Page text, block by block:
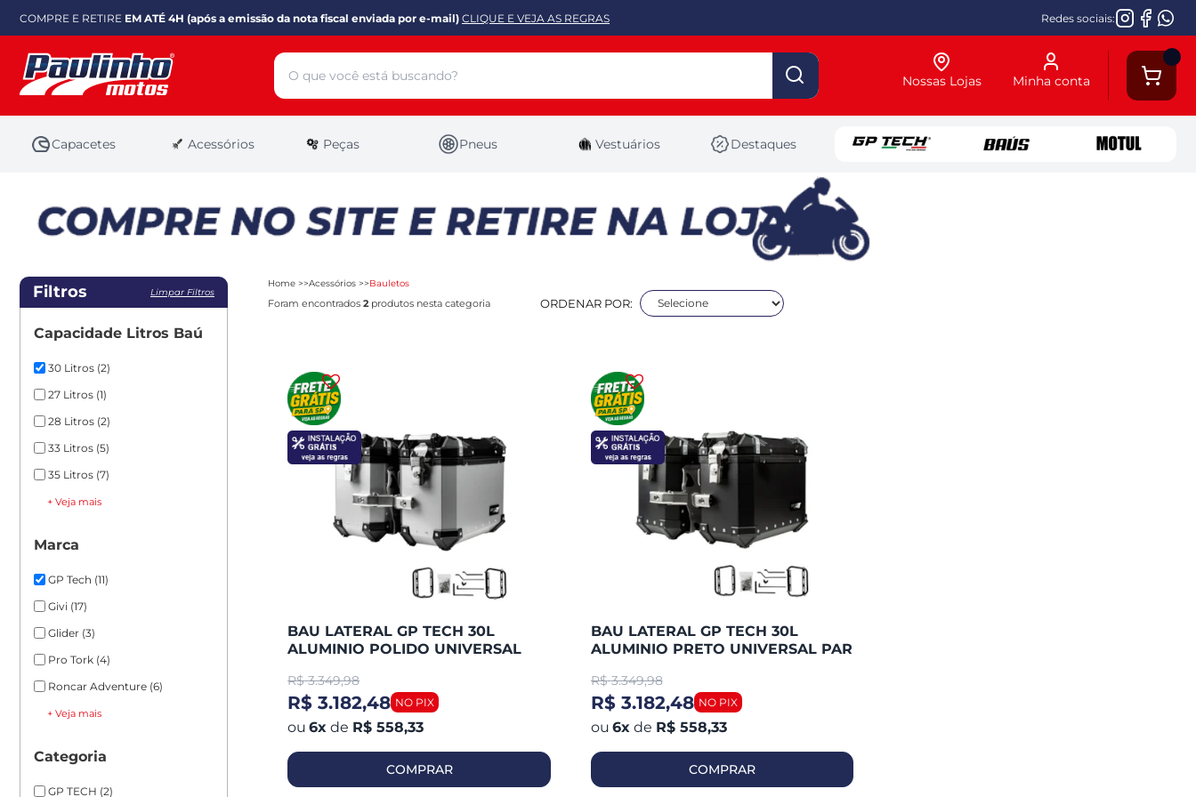
COMPRE E RETIRE EM ATÉ 4H (após a emissão da nota fiscal enviada por e-mail) CLIQUE E VEJA AS REGRAS Redes sociais:
Minha conta
Nossas Lojas
Capacetes Acessórios Peças Pneus Vestuários Destaques
Filtros Limpar Filtros
Capacidade Litros Baú
30 Litros (2)
27 Litros (1)
28 Litros (2)
33 Litros (5)
35 Litros (7)
+ Veja mais
Marca
GP Tech (11)
Givi (17)
Glider (3)
Pro Tork (4)
Roncar Adventure (6)
+ Veja mais
Categoria
GP TECH (2)
Home Acessórios Bauletos
Foram encontrados 2produtos nesta categoria ORDENAR POR:
BAU LATERAL GP TECH 30L
ALUMINIO POLIDO UNIVERSAL
FUNCIONAL
R$ 3.349,98
R$ 3.182,48
6x de R$ 558,33
COMPRAR
BAU LATERAL GP TECH 30L
ALUMINIO PRETO UNIVERSAL PAR
R$ 3.349,98
R$ 3.182,48
6x de R$ 558,33
COMPRAR